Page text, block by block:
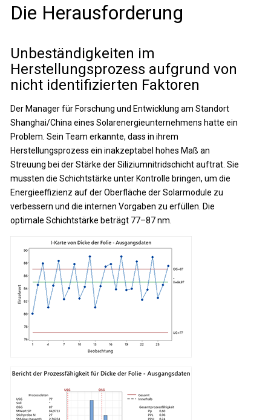
Die Herausforderung
Unbeständigkeiten im
Herstellungsprozess aufgrund von
nicht identifizierten Faktoren
Der Manager für Forschung und Entwicklung am Standort
Shanghai/China eines Solarenergieunternehmens hatte ein
Problem. Sein Team erkannte, dass in ihrem
Herstellungsprozess ein inakzeptabel hohes Maß an
Streuung bei der Stärke der Siliziumnitridschicht auftrat. Sie
mussten die Schichtstärke unter Kontrolle bringen, um die
Energieeffizienz auf der Oberfläche der Solarmodule zu
verbessern und die internen Vorgaben zu erfüllen. Die
optimale Schichtstärke beträgt 77–87 nm.